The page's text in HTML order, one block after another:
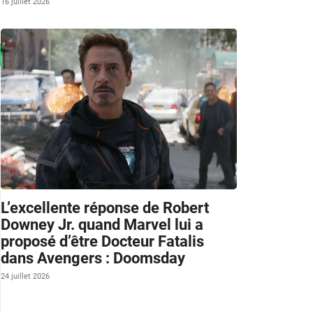
16 juillet 2026
L’excellente réponse de Robert
Downey Jr. quand Marvel lui a
proposé d’être Docteur Fatalis
dans Avengers : Doomsday
24 juillet 2026